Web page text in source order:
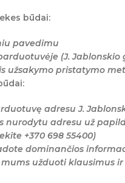
būdai:
pavedimu
(J. Jablonskio
užsakymo pristatymo
adresu J.
nurodytu adresu už
+370 698 55400)
dominančios
užduoti klausimus